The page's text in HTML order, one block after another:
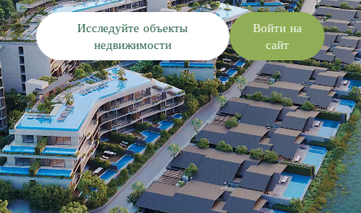
Исследуйте объекты
недвижимости
Войти на
сайт